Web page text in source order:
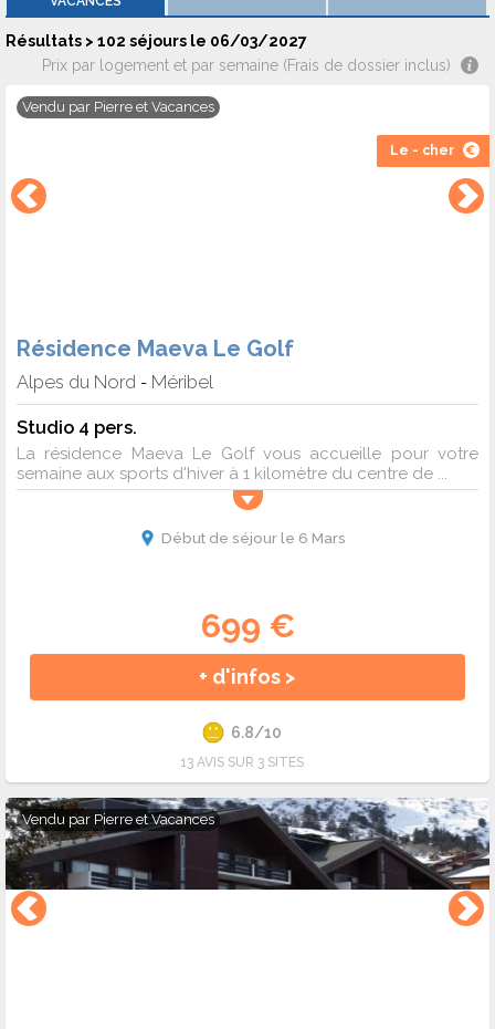
Vous pourrez également pratiquer plusieurs activités de neige
: Freestyle sous toutes ses formes, ski nordique en forêt,
luge, parapente, balades à cheval, ski-joering et poney luge.
Comment trouver un logement à Méribel
en mars ?
appartements, studios et chalets. Plusieurs critères rentrent
en jeu pour faire votre choix : résidence avec piscine, espace
bien-être (hammam - sauna), parking, restaurant sur place, etc...
Résultats > 102 séjours le 06/03/2027
Prix par logement et par semaine (Frais de dossier inclus)
Le - cher
Vendu par Pierre et Vacances
Résidence Maeva Le Golf
Alpes du Nord - Méribel
Studio 4 pers.
La résidence Maeva Le Golf vous accueille pour votre
semaine aux sports d'hiver à 1 kilomètre du centre de ...
Début de séjour le 6 Mars
699 €
+ d'infos >
6.8/10
13 AVIS SUR 3 SITES
Vendu par Pierre et Vacances